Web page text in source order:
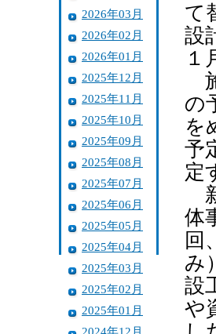
2026年03月
2026年02月
2026年01月
2025年12月
2025年11月
2025年10月
2025年09月
2025年08月
2025年07月
2025年06月
2025年05月
2025年04月
2025年03月
2025年02月
2025年01月
2024年12月
て
設
１
の
を
予
定
体
回
み
設
や